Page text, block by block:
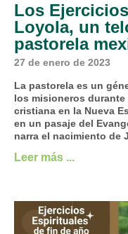
Los
Loyola, un
pastorela
27 de enero de 2023
La pastorela es un
los misioneros
cristiana en la Nueva
en un pasaje del
narra el nacimiento de
Leer más ...